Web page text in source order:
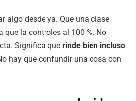
algo desde ya. Que una clase
que la controles al 100 %. No
Significa que rinde bien incluso
hay que confundir una cosa con